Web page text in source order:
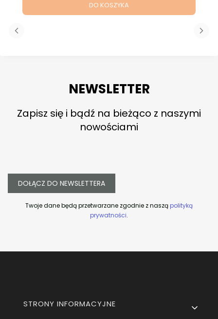
DO KOSZYKA
NEWSLETTER
Zapisz się i bądź na bieżąco z naszymi
nowościami
DOŁĄCZ DO NEWSLETTERA
Twoje dane będą przetwarzane zgodnie z nasząpolityką
prywatności.
Linki w stopce
STRONY INFORMACYJNE